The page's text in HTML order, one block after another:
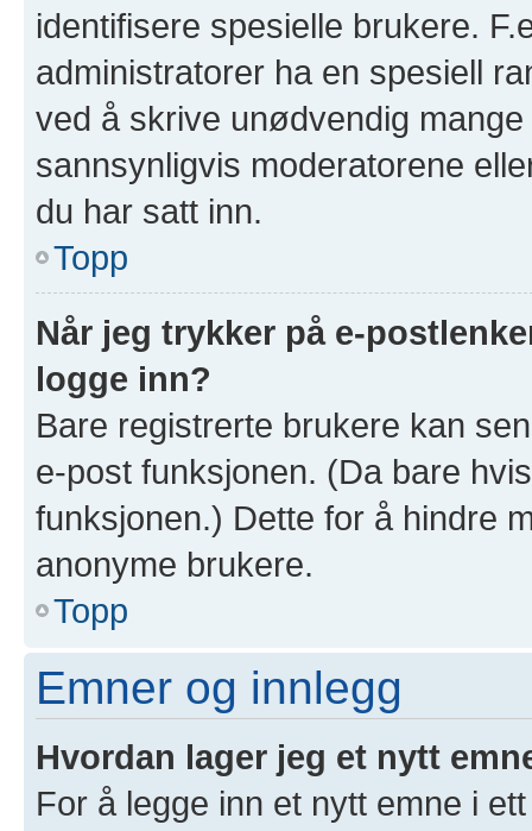
identifisere spesielle brukere.
administratorer ha en spesiell
ved å skrive unødvendig
sannsynligvis moderatorene
du har satt inn.
Topp
Når jeg trykker på e-
logge inn?
Bare registrerte brukere kan
e-post funksjonen. (Da bare
funksjonen.) Dette for å hindre
anonyme brukere.
Topp
Emner og innlegg
Hvordan lager jeg et nytt
For å legge inn et nytt emne i